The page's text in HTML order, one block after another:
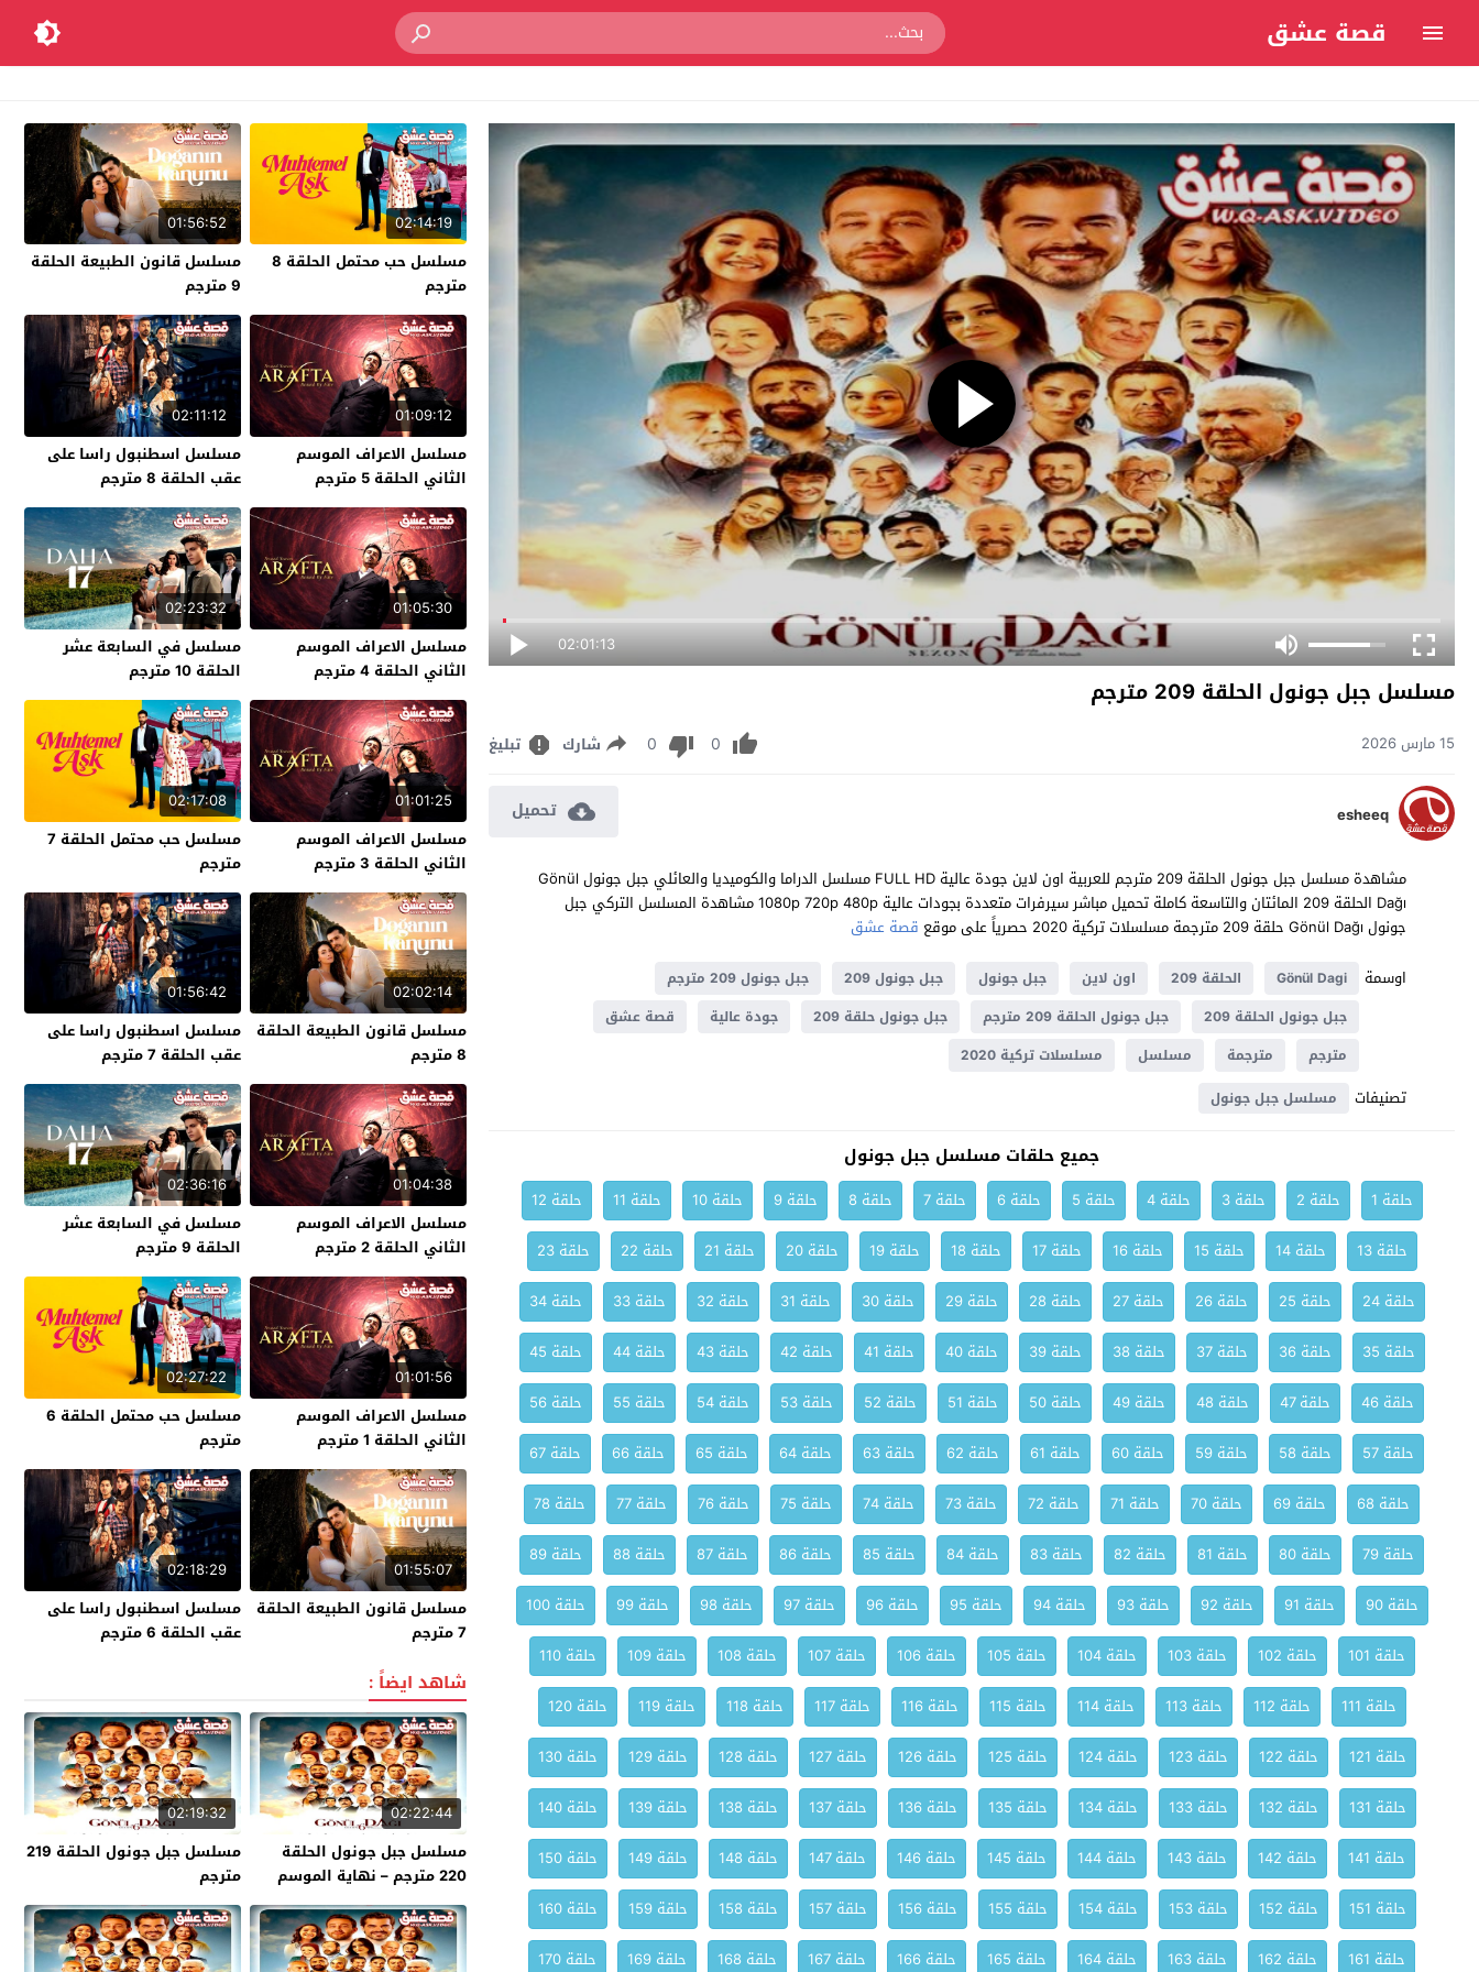
قصة عشق
02:01:13
مسلسل جبل جونول الحلقة 209 مترجم
15 مارس 2026 0
0 شارك تبليغ
esheeq تحميل
مشاهدة مسلسل جبل جونول الحلقة 209 مترجم للعربية اون لاين جودة عالية FULL HD مسلسل الدراما والكوميديا والعائلي جبل جونول Gönül
Dağı الحلقة 209 المائتان والتاسعة كاملة تحميل مباشر سيرفرات متعددة بجودات عالية 1080p 720p 480p مشاهدة المسلسل التركي جبل
جونول Gönül Dağı حلقة 209 مترجمة مسلسلات تركية 2020 حصرياً على موقع
قصة عشق
اوسمة
Gönül Dagi الحلقة 209 اون لاين جبل جونول جبل جونول 209
جبل جونول 209 مترجم
جبل جونول الحلقة 209
جبل جونول الحلقة 209 مترجم جبل جونول حلقة 209 جودة عالية
قصة عشق
مترجم
مترجمة مسلسل مسلسلات تركية 2020
تصنيفات مسلسل جبل جونول
جميع حلقات مسلسل جبل جونول
حلقة 1 حلقة 2 حلقة 3 حلقة 4 حلقة 5 حلقة 6 حلقة 7 حلقة 8 حلقة 9 حلقة 10 حلقة 11
حلقة 12
حلقة 13
حلقة 14 حلقة 15 حلقة 16 حلقة 17 حلقة 18 حلقة 19 حلقة 20 حلقة 21 حلقة 22
حلقة 23
حلقة 24
حلقة 25 حلقة 26 حلقة 27 حلقة 28 حلقة 29 حلقة 30 حلقة 31 حلقة 32 حلقة 33
حلقة 34
حلقة 35
حلقة 36 حلقة 37 حلقة 38 حلقة 39 حلقة 40 حلقة 41 حلقة 42 حلقة 43 حلقة 44
حلقة 45
حلقة 46
حلقة 47 حلقة 48 حلقة 49 حلقة 50 حلقة 51 حلقة 52 حلقة 53 حلقة 54 حلقة 55
حلقة 56
حلقة 57
حلقة 58 حلقة 59 حلقة 60 حلقة 61 حلقة 62 حلقة 63 حلقة 64 حلقة 65 حلقة 66
حلقة 67
حلقة 68
حلقة 69 حلقة 70 حلقة 71 حلقة 72 حلقة 73 حلقة 74 حلقة 75 حلقة 76 حلقة 77
حلقة 78
حلقة 79
حلقة 80 حلقة 81 حلقة 82 حلقة 83 حلقة 84 حلقة 85 حلقة 86 حلقة 87 حلقة 88
حلقة 89
حلقة 90
حلقة 91 حلقة 92 حلقة 93 حلقة 94 حلقة 95 حلقة 96 حلقة 97 حلقة 98 حلقة 99
حلقة 100
حلقة 101
حلقة 102 حلقة 103 حلقة 104 حلقة 105 حلقة 106 حلقة 107 حلقة 108 حلقة 109
حلقة 110
حلقة 111
حلقة 112 حلقة 113 حلقة 114 حلقة 115 حلقة 116 حلقة 117 حلقة 118 حلقة 119
حلقة 120
حلقة 121
حلقة 122 حلقة 123 حلقة 124 حلقة 125 حلقة 126 حلقة 127 حلقة 128 حلقة 129
حلقة 130
حلقة 131
حلقة 132 حلقة 133 حلقة 134 حلقة 135 حلقة 136 حلقة 137 حلقة 138 حلقة 139
حلقة 140
حلقة 141
حلقة 142 حلقة 143 حلقة 144 حلقة 145 حلقة 146 حلقة 147 حلقة 148 حلقة 149
حلقة 150
حلقة 151
حلقة 152 حلقة 153 حلقة 154 حلقة 155 حلقة 156 حلقة 157 حلقة 158 حلقة 159
حلقة 160
حلقة 161
حلقة 162 حلقة 163 حلقة 164 حلقة 165 حلقة 166 حلقة 167 حلقة 168 حلقة 169 حلقة 170
02:14:19
مسلسل حب محتمل الحلقة 8
مترجم
01:56:52
مسلسل قانون الطبيعة الحلقة
9 مترجم
01:09:12
مسلسل الاعراف الموسم
الثاني الحلقة 5 مترجم
02:11:12
مسلسل اسطنبول راسا على
عقب الحلقة 8 مترجم
01:05:30
مسلسل الاعراف الموسم
الثاني الحلقة 4 مترجم
02:23:32
مسلسل في السابعة عشر
الحلقة 10 مترجم
01:01:25
مسلسل الاعراف الموسم
الثاني الحلقة 3 مترجم
02:17:08
مسلسل حب محتمل الحلقة 7
مترجم
02:02:14
مسلسل قانون الطبيعة الحلقة
8 مترجم
01:56:42
مسلسل اسطنبول راسا على
عقب الحلقة 7 مترجم
01:04:38
مسلسل الاعراف الموسم
الثاني الحلقة 2 مترجم
02:36:16
مسلسل في السابعة عشر
الحلقة 9 مترجم
01:01:56
مسلسل الاعراف الموسم
الثاني الحلقة 1 مترجم
02:27:22
مسلسل حب محتمل الحلقة 6
مترجم
01:55:07
مسلسل قانون الطبيعة الحلقة
7 مترجم
02:18:29
مسلسل اسطنبول راسا على
عقب الحلقة 6 مترجم
شاهد ايضاً :
02:22:44
مسلسل جبل جونول الحلقة
220 مترجم – نهاية الموسم
02:19:32
مسلسل جبل جونول الحلقة 219
مترجم